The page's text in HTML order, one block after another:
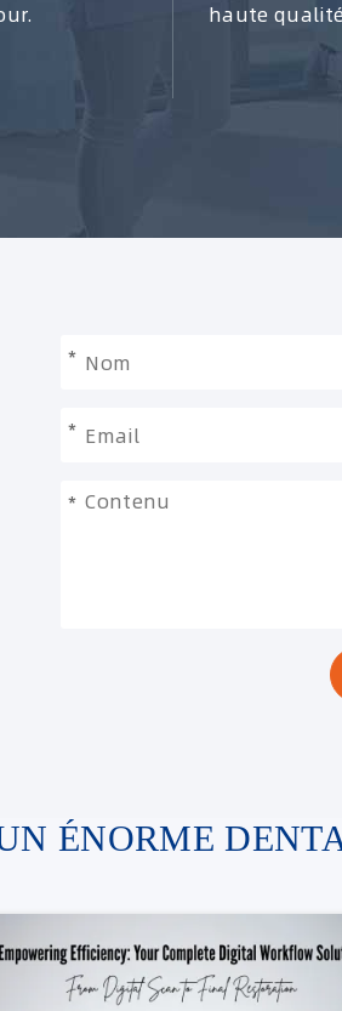
haute
*
*
*
ÉNORME